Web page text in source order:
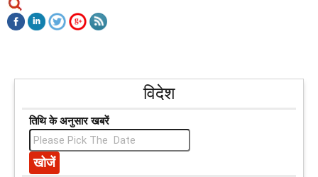
विदेश
तिथि के अनुसार खबरें